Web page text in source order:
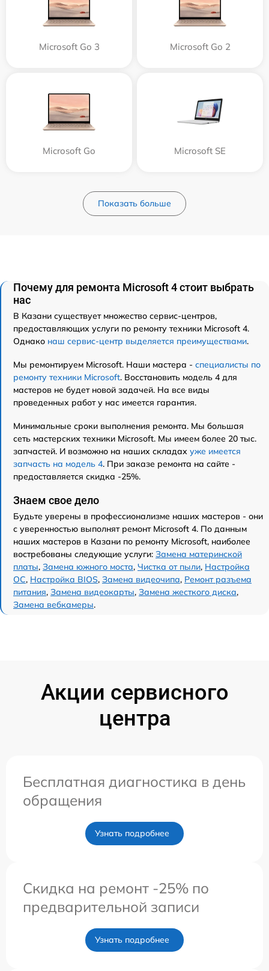
Microsoft Go 3 Microsoft Go 2
Microsoft Go Microsoft SE
Показать больше
Почему для ремонта Microsoft 4 стоит выбрать
нас
В Казани существует множество сервис-центров,
предоставляющих услуги по ремонту техники Microsoft 4.
Однако наш сервис-центр выделяется преимуществами.
Мы ремонтируем Microsoft. Наши мастера - специалисты по
ремонту техники Microsoft. Восстановить модель 4 для
мастеров не будет новой задачей. На все виды
проведенных работ у нас имеется гарантия.
Минимальные сроки выполнения ремонта. Мы большая
сеть мастерских техники Microsoft. Мы имеем более 20 тыс.
запчастей. И возможно на наших складах уже имеется
запчасть на модель 4. При заказе ремонта на сайте -
предоставляется скидка -25%.
Знаем свое дело
Будьте уверены в профессионализме наших мастеров - они
с уверенностью выполнят ремонт Microsoft 4. По данным
наших мастеров в Казани по ремонту Microsoft, наиболее
востребованы следующие услуги: Замена материнской
платы, Замена южного моста, Чистка от пыли, Настройка
ОС, Настройка BIOS, Замена видеочипа, Ремонт разъема
питания, Замена видеокарты, Замена жесткого диска,
Замена вебкамеры.
Акции сервисного
центра
Бесплатная диагностика в день
обращения
Узнать подробнее
Скидка на ремонт -25% по
предварительной записи
Узнать подробнее